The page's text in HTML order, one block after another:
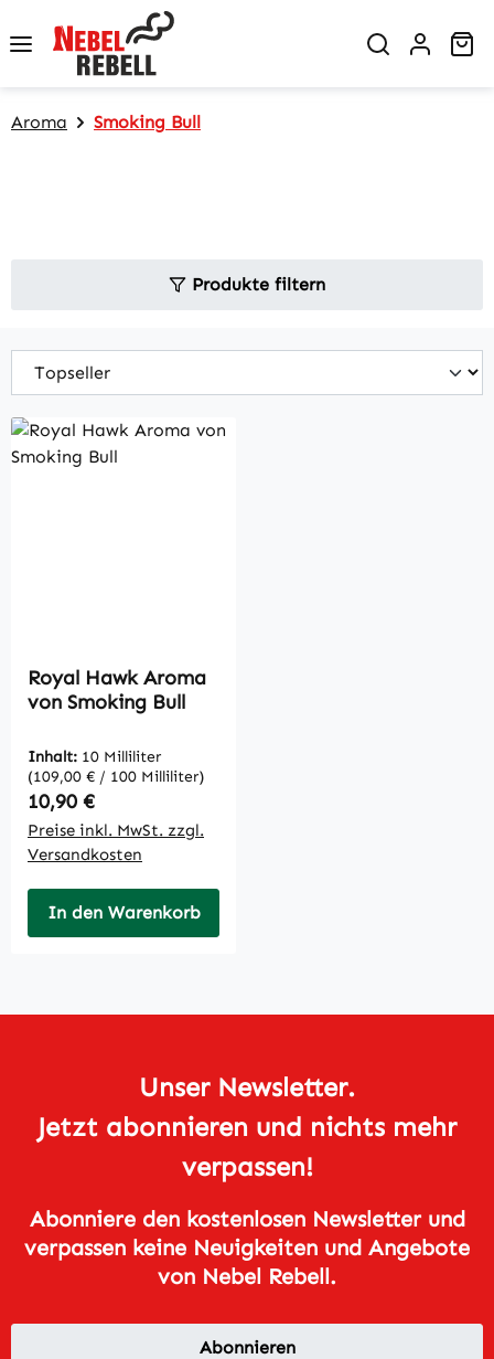
Zum Hauptinhalt springen
Aroma Smoking Bull
Produkte filtern
Royal Hawk Aroma
von Smoking Bull
Inhalt: 10 Milliliter
(109,00 € / 100 Milliliter)
Regulärer Preis:
10,90 €
Preise inkl. MwSt. zzgl.
Versandkosten
In den Warenkorb
Unser Newsletter.
Jetzt abonnieren und nichts mehr
verpassen!
Abonniere den kostenlosen Newsletter und
verpassen keine Neuigkeiten und Angebote
von Nebel Rebell.
Abonnieren